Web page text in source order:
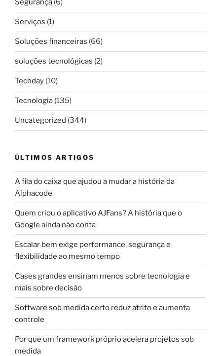
Segurança (6)
Serviços (1)
Soluções financeiras (66)
soluções tecnológicas (2)
Techday (10)
Tecnologia (135)
Uncategorized (344)
ÚLTIMOS ARTIGOS
A fila do caixa que ajudou a mudar a história da
Alphacode
Quem criou o aplicativo AJFans? A história que o
Google ainda não conta
Escalar bem exige performance, segurança e
flexibilidade ao mesmo tempo
Cases grandes ensinam menos sobre tecnologia e
mais sobre decisão
Software sob medida certo reduz atrito e aumenta
controle
Por que um framework próprio acelera projetos sob
medida